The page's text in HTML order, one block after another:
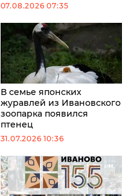
07.08.2026 07:35
В семье японских
журавлей из Ивановского
зоопарка появился
птенец
31.07.2026 10:36